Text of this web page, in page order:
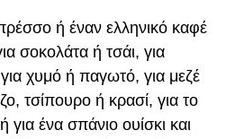
ή έναν ελληνικό καφέ
σοκολάτα ή τσάι, για
χυμό ή παγωτό, για μεζέ
τσίπουρο ή κρασί, για το
ένα σπάνιο ουίσκι και